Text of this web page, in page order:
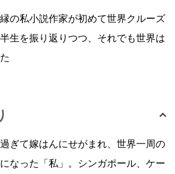
の私小説作家が初めて世界クルーズ
生を振り返りつつ、それでも世界は
ぎて嫁はんにせがまれ、世界一周の
なった「私」。シンガポール、ケー